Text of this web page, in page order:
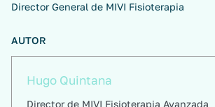
Director General de MIVI Fisioterapia
AUTOR
Hugo Quintana
Director de MIVI Fisioterapia Avanzada